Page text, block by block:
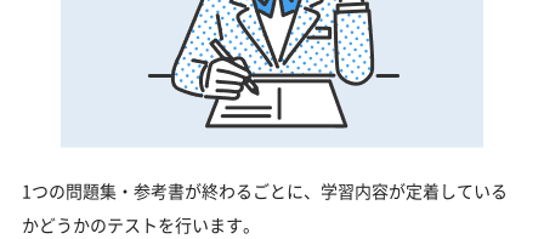
1つの問題集・参考書が終わるごとに、学習内容が定着している
かどうかのテストを行います。